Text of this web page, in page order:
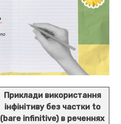
Приклади використання
інфінітиву без частки to
(bare infinitive) в реченнях